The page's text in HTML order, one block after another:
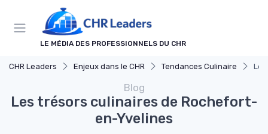
LE MÉDIA DES PROFESSIONNELS DU CHR
CHR Leaders Enjeux dans le CHR Tendances Culinaire
Blog
Les trésors culinaires de Rochefort-
en-Yvelines
Panneau de gestion des cookies